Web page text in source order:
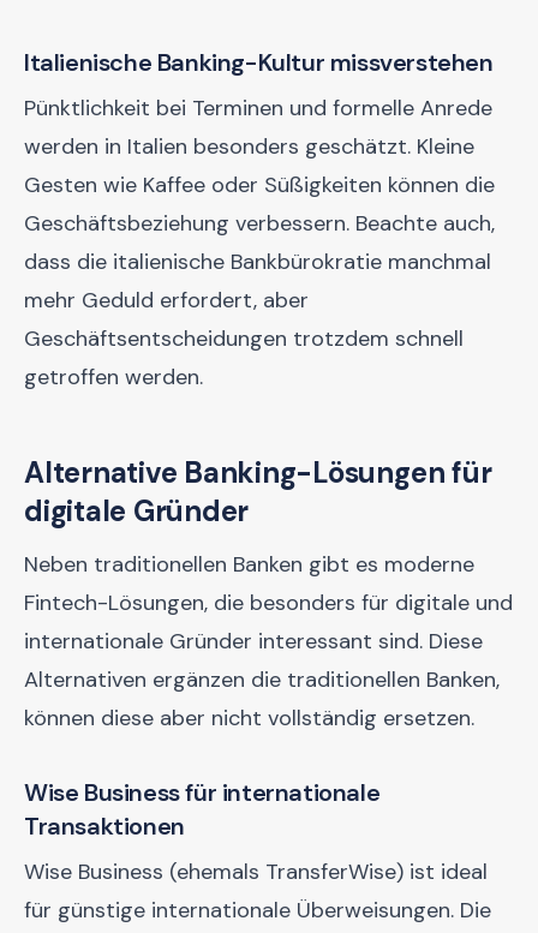
Italienische Banking-Kultur missverstehen
Pünktlichkeit bei Terminen und formelle Anrede
werden in Italien besonders geschätzt. Kleine
Gesten wie Kaffee oder Süßigkeiten können die
Geschäftsbeziehung verbessern. Beachte auch,
dass die italienische Bankbürokratie manchmal
mehr Geduld erfordert, aber
Geschäftsentscheidungen trotzdem schnell
getroffen werden.
Alternative Banking-Lösungen für
digitale Gründer
Neben traditionellen Banken gibt es moderne
Fintech-Lösungen, die besonders für digitale und
internationale Gründer interessant sind. Diese
Alternativen ergänzen die traditionellen Banken,
können diese aber nicht vollständig ersetzen.
Wise Business für internationale
Transaktionen
Wise Business (ehemals TransferWise) ist ideal
für günstige internationale Überweisungen. Die